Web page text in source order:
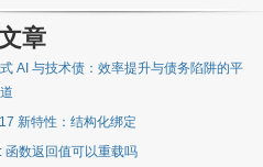
章
AI 与技术债：效率提升与债务陷阱的平
新特性：结构化绑定
函数返回值可以重载吗